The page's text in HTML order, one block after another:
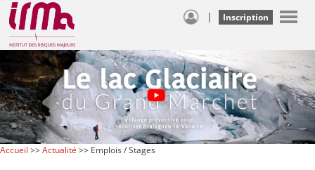
| Inscription
Accueil >>Actualité >> Emplois / Stages